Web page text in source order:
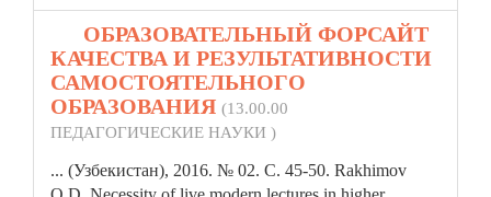
ОБРАЗОВАТЕЛЬНЫЙ ФОРСАЙТ
КАЧЕСТВА И РЕЗУЛЬТАТИВНОСТИ
САМОСТОЯТЕЛЬНОГО
ОБРАЗОВАНИЯ (13.00.00
ПЕДАГОГИЧЕСКИЕ НАУКИ )
... (Узбекистан), 2016. № 02. С. 45-50. Rakhimov